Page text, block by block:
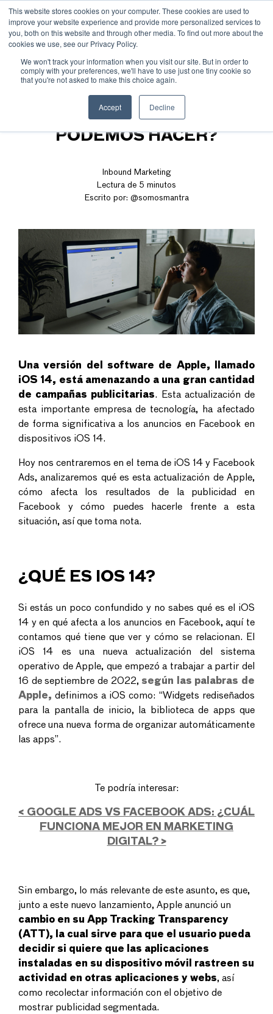
This website stores cookies on your computer. These cookies are used to
improve your website experience and provide more personalized services to
you, both on this website and through other media. To find out more about the
cookies we use, see our Privacy Policy.
We won't track your information when you visit our site. But in order to
comply with your preferences, we'll have to use just one tiny cookie so
that you're not asked to make this choice again.
Accept Decline
IOS 14 Y FACEBOOK ADS:
¿CÓMO AFECTA Y QUÉ
PODEMOS HACER?
Inbound Marketing
Lectura de 5 minutos
Escrito por: @somosmantra
Una versión del software de Apple, llamado
iOS 14, está amenazando a una gran cantidad
de campañas publicitarias. Esta actualización de
esta importante empresa de tecnología, ha afectado
de forma significativa a los anuncios en Facebook en
dispositivos iOS 14.
Hoy nos centraremos en el tema de iOS 14 y Facebook
Ads, analizaremos qué es esta actualización de Apple,
cómo afecta los resultados de la publicidad en
Facebook y cómo puedes hacerle frente a esta
situación, así que toma nota.
¿QUÉ ES IOS 14?
Si estás un poco confundido y no sabes qué es el iOS
14 y en qué afecta a los anuncios en Facebook, aquí te
contamos qué tiene que ver y cómo se relacionan. El
iOS 14 es una nueva actualización del sistema
operativo de Apple, que empezó a trabajar a partir del
16 de septiembre de 2022, según las palabras de
Apple, definimos a iOS como: “Widgets rediseñados
para la pantalla de inicio, la biblioteca de apps que
ofrece una nueva forma de organizar automáticamente
las apps”.
Te podría interesar:
< GOOGLE ADS VS FACEBOOK ADS: ¿CUÁL
FUNCIONA MEJOR EN MARKETING
DIGITAL? >
Sin embargo, lo más relevante de este asunto, es que,
junto a este nuevo lanzamiento, Apple anunció un
cambio en su App Tracking Transparency
(ATT), la cual sirve para que el usuario pueda
decidir si quiere que las aplicaciones
instaladas en su dispositivo móvil rastreen su
actividad en otras aplicaciones y webs, así
como recolectar información con el objetivo de
mostrar publicidad segmentada.